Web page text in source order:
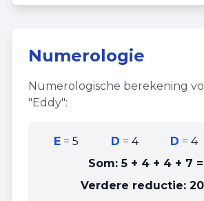
Numerologie
Numerologische berekening
"Eddy":
E= 5 D =4 D = 4
Som:5 + 4 + 4 + 7 =
Verdere reductie: